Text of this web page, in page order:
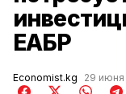
ЕАБР
Economist.kg 29 июня